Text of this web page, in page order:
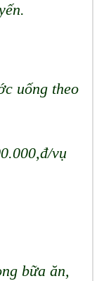
uống theo
vụ
bữa ăn,